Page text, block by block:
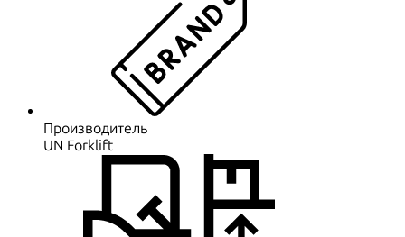
Производитель
UN Forklift